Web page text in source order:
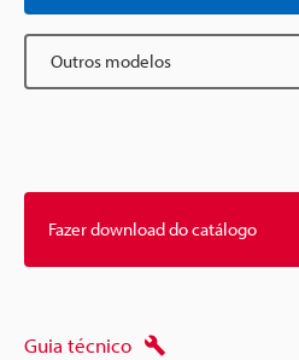
Outros modelos
Fazer download do catálogo
Guia técnico